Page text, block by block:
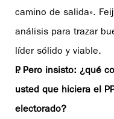
camino de salida».
análisis para trazar
líder sólido y viable.
P. Pero insisto: ¿qué
usted que hiciera el
electorado?